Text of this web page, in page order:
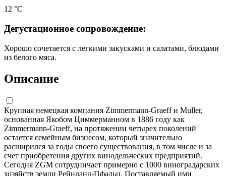
12 °С
Дегустационное сопровождение:
Хорошо сочетается с легкими закусками и салатами, блюдами
из белого мяса.
Описание
Крупная немецкая компания Zimmermann-Graeff и Muller,
основанная Якобом Циммерманном в 1886 году как
Zimmermann-Graeff, на протяжении четырех поколений
остается семейным бизнесом, который значительно
расширился за годы своего существования, в том числе и за
счет приобретения других винодельческих предприятий.
Сегодня ZGM сотрудничает примерно с 1000 виноградарских
хозяйств земли Рейнланд-Пфальц. Поставляемый ими